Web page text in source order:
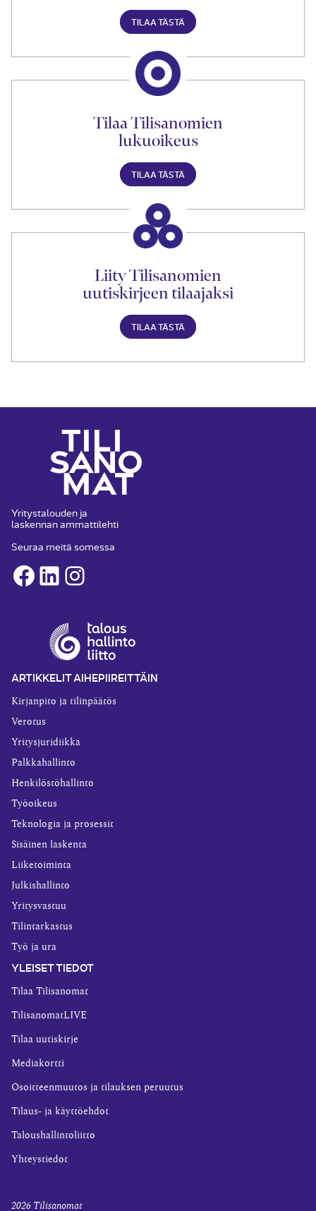
TILAA TÄSTÄ
Tilaa Tilisanomien
lukuoikeus
TILAA TÄSTÄ
Liity Tilisanomien
uutiskirjeen tilaajaksi
TILAA TÄSTÄ
Yritystalouden ja
laskennan ammattilehti
Seuraa meitä somessa
Facebook
LinkedInInstagram
ARTIKKELIT AIHEPIIREITTÄIN
Kirjanpito ja tilinpäätös
Verotus
Yritysjuridiikka
Palkkahallinto
Henkilöstöhallinto
Työoikeus
Teknologia ja prosessit
Sisäinen laskenta
Liiketoiminta
Julkishallinto
Yritysvastuu
Tilintarkastus
Työ ja ura
YLEISET TIEDOT
Tilaa Tilisanomat
TilisanomatLIVE
Tilaa uutiskirje
Mediakortti
Osoitteenmuutos ja tilauksen peruutus
Tilaus- ja käyttöehdot
Taloushallintoliitto
Yhteystiedot
2026 Tilisanomat